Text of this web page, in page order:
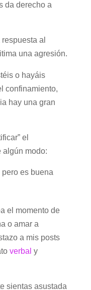
da derecho a
al
una agresión.
o hayáis
confinamiento,
hay una gran
el
algún modo:
es buena
el momento de
o amar a
a mis posts
verbal y
sientas asustada